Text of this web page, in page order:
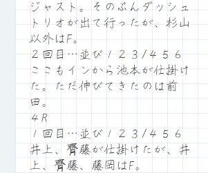
ジャスト。そのぶんダッシュ
トリオが出て行ったが、杉山
以外はF。
２回目…並び１２３/４５６
ここもインから池本が仕掛け
た。ただ伸びてきたのは前
田。
４R
１回目…並び１２３/４５６
井上、齊藤が仕掛けたが、井
上、齊藤、藤岡はF。